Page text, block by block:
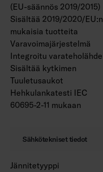
(EU-säännös 2019/2015)
Sisältää 2019/2020/EU:n
mukaisia tuotteita
Varavoimajärjestelmä
Integroitu varateholähde
Sisältää kytkimen
Tuuletusaukot
Hehkulankatesti IEC
60695-2-11 mukaan
Sähkötekniset tiedot
Jännitetyyppi